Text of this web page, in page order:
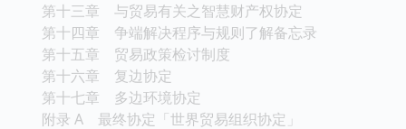
第十三章 与贸易有关之智慧财产权协定
第十四章 争端解决程序与规则了解备忘录
第十五章 贸易政策检讨制度
第十六章 复边协定
第十七章 多边环境协定
附录 A 最终协定「世界贸易组织协定」